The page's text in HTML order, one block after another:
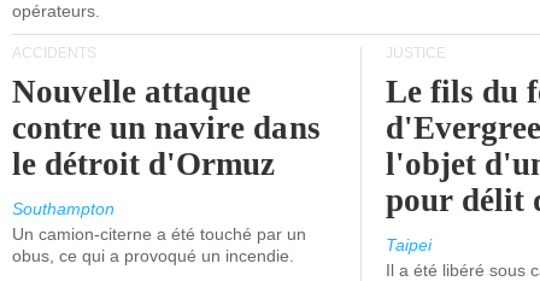
opérateurs.
ACCIDENTS
Nouvelle attaque
contre un navire dans
le détroit d'Ormuz
Southampton
Un camion-citerne a été touché par un
obus, ce qui a provoqué un incendie.
JUSTICE
Le fils du
l'objet
pour délit
Taipei
Il a été libéré sous